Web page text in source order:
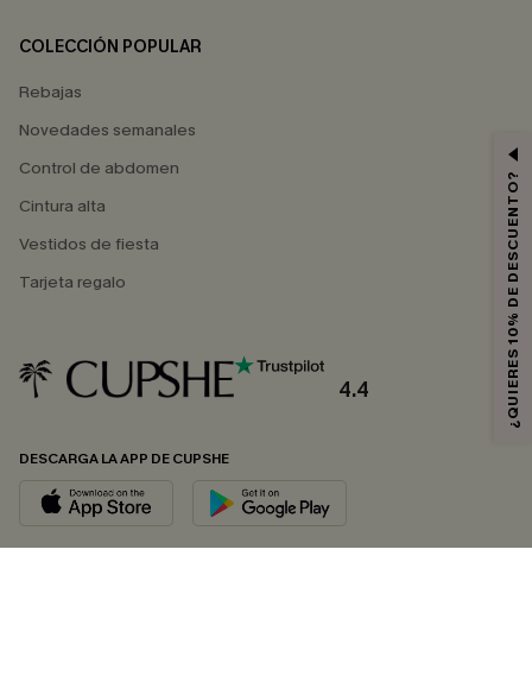
COLECCIÓN POPULAR
Rebajas
Novedades semanales
Control de abdomen
Cintura alta
Vestidos de fiesta
Tarjeta regalo
4.4
DESCARGA LA APP DE CUPSHE
¿QUIERES 10% DE DESCUENTO?